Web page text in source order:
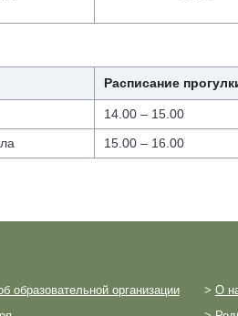
Расписание
14.00 – 15.00
15.00 – 16.00
образовательной организации
> О